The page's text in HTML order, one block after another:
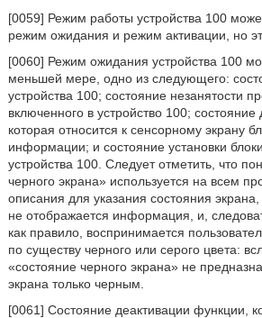
[0059] Режим работы устройства 100
режим ожидания и режим активации, но
[0060] Режим ожидания устройства 100
меньшей мере, одно из следующего:
устройства 100; состояние незанятости
включенного в устройство 100; состояние
которая относится к сенсорному экрану
информации; и состояние установки
устройства 100. Следует отметить, что
черного экрана» используется на всем
описания для указания состояния
не отображается информация, и,
как правило, воспринимается
по существу черного или серого цвета:
«состояние черного экрана» не
экрана только черным.
[0061] Состояние деактивации функции,